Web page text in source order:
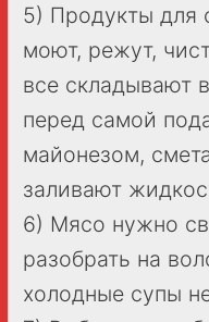
5) Продукты для
моют, режут,
все складывают
перед самой
майонезом,
заливают
6) Мясо нужно
разобрать на
холодные супы